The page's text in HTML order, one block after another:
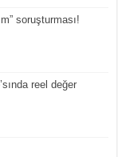
soruşturması!
reel değer